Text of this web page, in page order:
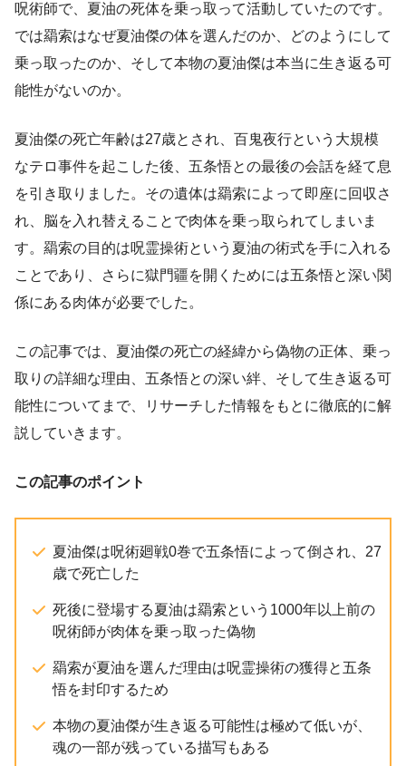
呪術師で、夏油の死体を乗っ取って活動していたのです。
では羂索はなぜ夏油傑の体を選んだのか、どのようにして
乗っ取ったのか、そして本物の夏油傑は本当に生き返る可
能性がないのか。
夏油傑の死亡年齢は27歳とされ、百鬼夜行という大規模
なテロ事件を起こした後、五条悟との最後の会話を経て息
を引き取りました。その遺体は羂索によって即座に回収さ
れ、脳を入れ替えることで肉体を乗っ取られてしまいま
す。羂索の目的は呪霊操術という夏油の術式を手に入れる
ことであり、さらに獄門疆を開くためには五条悟と深い関
係にある肉体が必要でした。
この記事では、夏油傑の死亡の経緯から偽物の正体、乗っ
取りの詳細な理由、五条悟との深い絆、そして生き返る可
能性についてまで、リサーチした情報をもとに徹底的に解
説していきます。
この記事のポイント
夏油傑は呪術廻戦0巻で五条悟によって倒され、27
歳で死亡した
死後に登場する夏油は羂索という1000年以上前の
呪術師が肉体を乗っ取った偽物
羂索が夏油を選んだ理由は呪霊操術の獲得と五条
悟を封印するため
本物の夏油傑が生き返る可能性は極めて低いが、
魂の一部が残っている描写もある